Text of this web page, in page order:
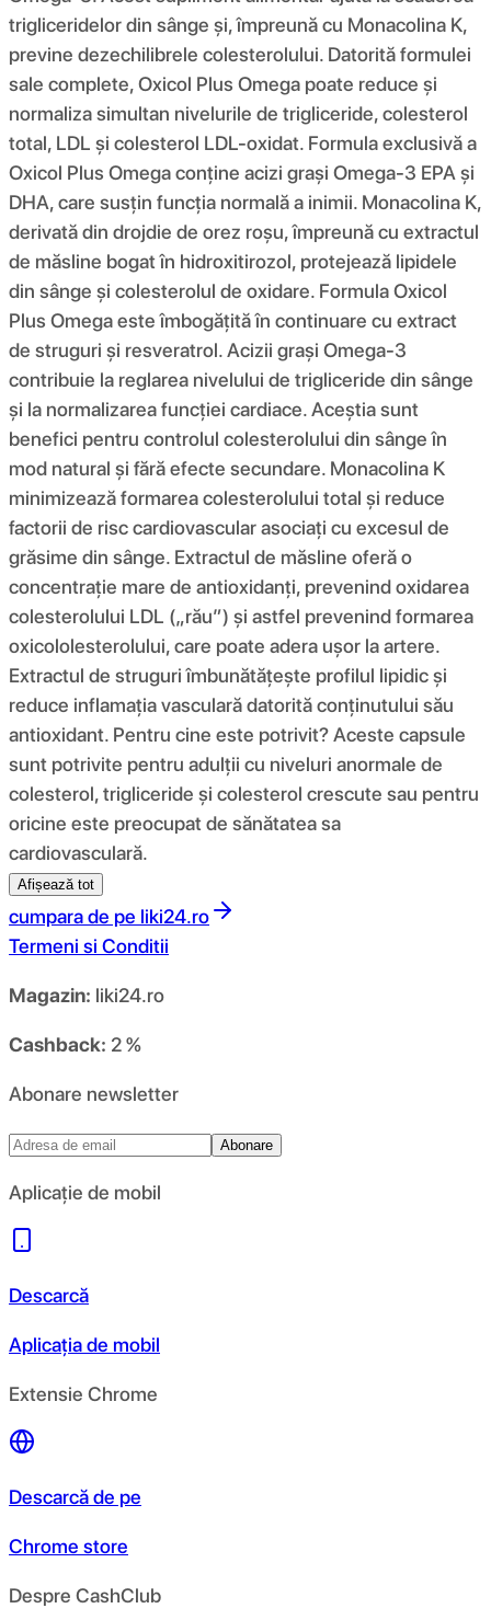
trigliceridelor din sânge și, împreună cu Monacolina K,
previne dezechilibrele colesterolului. Datorită formulei
sale complete, Oxicol Plus Omega poate reduce și
normaliza simultan nivelurile de trigliceride, colesterol
total, LDL și colesterol LDL-oxidat. Formula exclusivă a
Oxicol Plus Omega conține acizi grași Omega-3 EPA și
DHA, care susțin funcția normală a inimii. Monacolina K,
derivată din drojdie de orez roșu, împreună cu extractul
de măsline bogat în hidroxitirozol, protejează lipidele
din sânge și colesterolul de oxidare. Formula Oxicol
Plus Omega este îmbogățită în continuare cu extract
de struguri și resveratrol. Acizii grași Omega-3
contribuie la reglarea nivelului de trigliceride din sânge
și la normalizarea funcției cardiace. Aceștia sunt
benefici pentru controlul colesterolului din sânge în
mod natural și fără efecte secundare. Monacolina K
minimizează formarea colesterolului total și reduce
factorii de risc cardiovascular asociați cu excesul de
grăsime din sânge. Extractul de măsline oferă o
concentrație mare de antioxidanți, prevenind oxidarea
colesterolului LDL („rău”) și astfel prevenind formarea
oxicololesterolului, care poate adera ușor la artere.
Extractul de struguri îmbunătățește profilul lipidic și
reduce inflamația vasculară datorită conținutului său
antioxidant. Pentru cine este potrivit? Aceste capsule
sunt potrivite pentru adulții cu niveluri anormale de
colesterol, trigliceride și colesterol crescute sau pentru
oricine este preocupat de sănătatea sa
cardiovasculară.
Afișează tot
cumpara de pe liki24.ro
Termeni si Conditii
Magazin: liki24.ro
Cashback: 2 %
Abonare newsletter
Abonare
Aplicație de mobil
Descarcă
Aplicația de mobil
Extensie Chrome
Descarcă de pe
Chrome store
Despre CashClub